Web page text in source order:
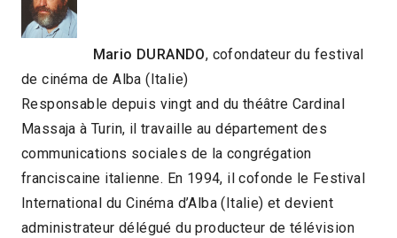
Mario DURANDO, cofondateur du festival
de cinéma de Alba (Italie)
Responsable depuis vingt and du théâtre Cardinal
Massaja à Turin, il travaille au département des
communications sociales de la congrégation
franciscaine italienne. En 1994, il cofonde le Festival
International du Cinéma d’Alba (Italie) et devient
administrateur délégué du producteur de télévision